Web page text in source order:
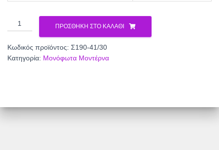
Φωτιστικό
μονόφωτο
πορτοκαλί
ποσότητα
ΠΡΟΣΘΉΚΗ ΣΤΟ ΚΑΛΆΘΙ
Κωδικός προϊόντος: Σ190-41/30
Κατηγορία: Μονόφωτα Μοντέρνα